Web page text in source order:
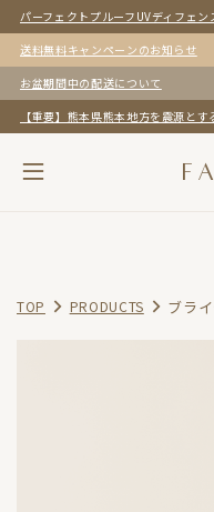
パーフェクトプルーフUVディフェ
送料無料キャンペーンのお知らせ
お盆期間中の配送について
【重要】熊本県熊本地方を震源と
F A
TOP PRODUCTS ブラ